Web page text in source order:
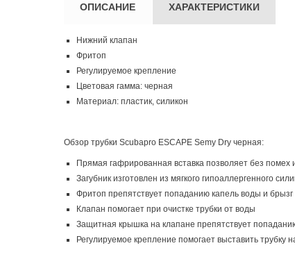
ОПИСАНИЕ ХАРАКТЕРИСТИКИ
Нижний клапан
Фритоп
Регулируемое крепление
Цветовая гамма: черная
Материал: пластик, силикон
Обзор трубки Scubapro ESCAPE Semy Dry черная:
Прямая гафрированная вставка позволяет без помех
Загубник изготовлен из мягкого гипоаллергенного
Фритоп препятствует попаданию капель воды и брызг
Клапан помогает при очистке трубки от воды
Защитная крышка на клапане препятствует
Регулируемое крепление помогает выставить трубку